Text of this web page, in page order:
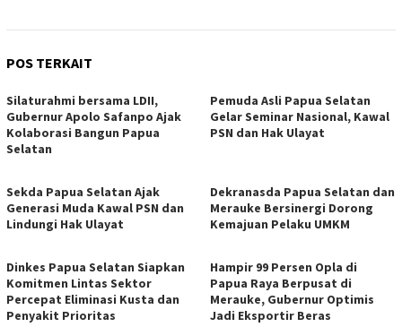
POS TERKAIT
Silaturahmi bersama LDII,
Gubernur Apolo Safanpo Ajak
Kolaborasi Bangun Papua
Selatan
Pemuda Asli Papua Selatan
Gelar Seminar Nasional, Kawal
PSN dan Hak Ulayat
Sekda Papua Selatan Ajak
Generasi Muda Kawal PSN dan
Lindungi Hak Ulayat
Dekranasda Papua Selatan dan
Merauke Bersinergi Dorong
Kemajuan Pelaku UMKM
Dinkes Papua Selatan Siapkan
Komitmen Lintas Sektor
Percepat Eliminasi Kusta dan
Penyakit Prioritas
Hampir 99 Persen Opla di
Papua Raya Berpusat di
Merauke, Gubernur Optimis
Jadi Eksportir Beras